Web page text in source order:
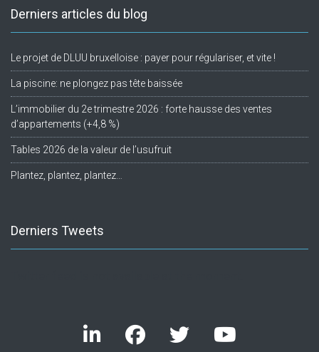
Derniers articles du blog
Le projet de DLUU bruxelloise : payer pour régulariser, et vite !
La piscine: ne plongez pas tête baissée
L’immobilier du 2e trimestre 2026 : forte hausse des ventes
d’appartements (+4,8 %)
Tables 2026 de la valeur de l’usufruit
Plantez, plantez, plantez…
Derniers Tweets